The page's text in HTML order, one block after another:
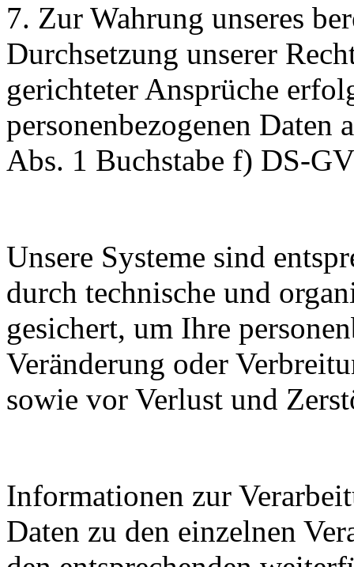
7. Zur Wahrung unseres
Durchsetzung unserer
gerichteter Ansprüche
personenbezogenen
Abs. 1 Buchstabe f) DS-
Unsere Systeme sind
durch technische und
gesichert, um Ihre
Veränderung oder
sowie vor Verlust und
Informationen zur
Daten zu den einzelnen